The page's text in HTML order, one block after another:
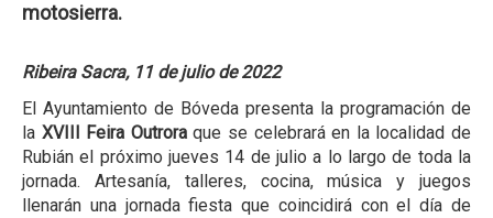
motosierra.
Ribeira Sacra, 11 de julio de 2022
El Ayuntamiento de Bóveda presenta la programación de
la XVIII Feira Outroraque se celebrará en la localidad de
Rubián el próximo jueves 14 de julio a lo largo de toda la
jornada. Artesanía, talleres, cocina, música y juegos
llenarán una jornada fiesta que coincidirá con el día de